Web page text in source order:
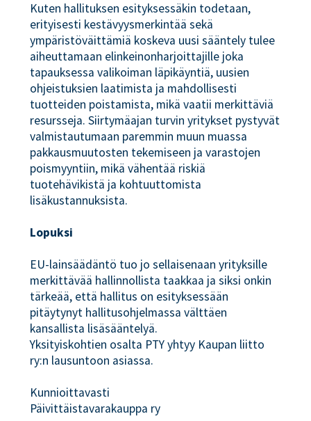
Kuten hallituksen esityksessäkin todetaan,
erityisesti kestävyysmerkintää sekä
ympäristöväittämiä koskeva uusi sääntely tulee
aiheuttamaan elinkeinonharjoittajille joka
tapauksessa valikoiman läpikäyntiä, uusien
ohjeistuksien laatimista ja mahdollisesti
tuotteiden poistamista, mikä vaatii merkittäviä
resursseja. Siirtymäajan turvin yritykset pystyvät
valmistautumaan paremmin muun muassa
pakkausmuutosten tekemiseen ja varastojen
poismyyntiin, mikä vähentää riskiä
tuotehävikistä ja kohtuuttomista
lisäkustannuksista.
Lopuksi
EU-lainsäädäntö tuo jo sellaisenaan yrityksille
merkittävää hallinnollista taakkaa ja siksi onkin
tärkeää, että hallitus on esityksessään
pitäytynyt hallitusohjelmassa välttäen
kansallista lisäsääntelyä.
Yksityiskohtien osalta PTY yhtyy Kaupan liitto
ry:n lausuntoon asiassa.
Kunnioittavasti
Päivittäistavarakauppa ry